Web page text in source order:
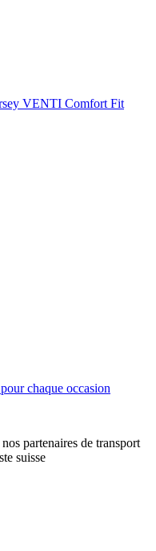
VENTI Comfort Fit
chaque occasion
partenaires de transport
suisse